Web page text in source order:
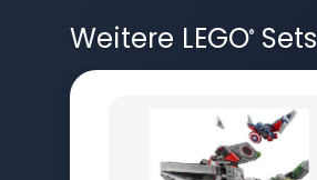
Weitere LEGO®Sets